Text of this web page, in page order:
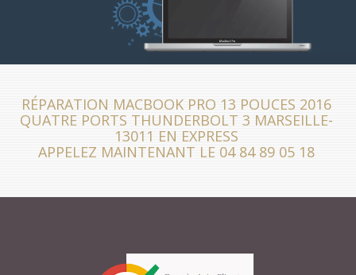
RÉPARATION MACBOOK PRO 13 POUCES 2016
QUATRE PORTS THUNDERBOLT 3 MARSEILLE-
13011 EN EXPRESS
APPELEZ MAINTENANT LE 04 84 89 05 18